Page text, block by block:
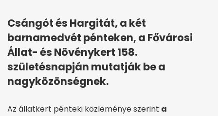
Csángót és Hargitát, a két
barnamedvét pénteken, a Fővárosi
Állat- és Növénykert 158.
születésnapján mutatják be a
nagyközönségnek.
Az állatkert pénteki közleménye szerint a